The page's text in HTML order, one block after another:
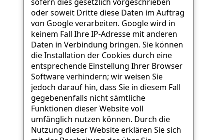
oder soweit Dritte diese Daten im Auftrag
von Google verarbeiten. Google wird in
keinem Fall Ihre IP-Adresse mit anderen
Daten in Verbindung bringen. Sie können
die Installation der Cookies durch eine
entsprechende Einstellung Ihrer Browser
Software verhindern; wir weisen Sie
jedoch darauf hin, dass Sie in diesem Fall
gegebenenfalls nicht sämtliche
Funktionen dieser Website voll
umfänglich nutzen können. Durch die
Nutzung dieser Website erklären Sie sich